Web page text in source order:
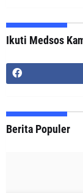
Ikuti Medsos
Berita Populer